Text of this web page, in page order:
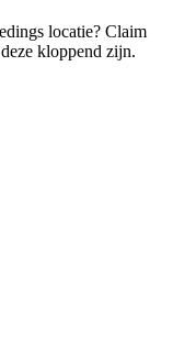
locatie? Claim
kloppend zijn.